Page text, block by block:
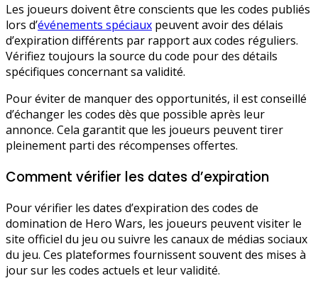
Les joueurs doivent être conscients que les codes publiés
lors d’événements spéciaux peuvent avoir des délais
d’expiration différents par rapport aux codes réguliers.
Vérifiez toujours la source du code pour des détails
spécifiques concernant sa validité.
Pour éviter de manquer des opportunités, il est conseillé
d’échanger les codes dès que possible après leur
annonce. Cela garantit que les joueurs peuvent tirer
pleinement parti des récompenses offertes.
Comment vérifier les dates d’expiration
Pour vérifier les dates d’expiration des codes de
domination de Hero Wars, les joueurs peuvent visiter le
site officiel du jeu ou suivre les canaux de médias sociaux
du jeu. Ces plateformes fournissent souvent des mises à
jour sur les codes actuels et leur validité.